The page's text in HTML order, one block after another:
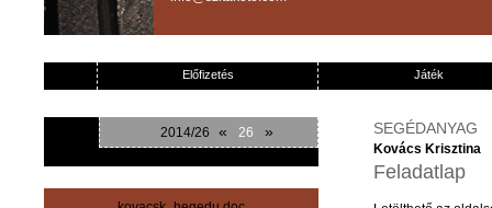
Előfizetés Játék
2014/26 « 26 » SEGÉDANYAG
Kovács Krisztina
Feladatlap